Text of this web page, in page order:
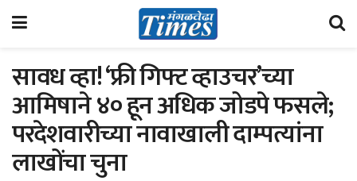
सावध व्हा! ‘फ्री गिफ्ट व्हाउचर’च्या
आमिषाने ४० हून अधिक जोडपे फसले; ​
परदेशवारीच्या नावाखाली दाम्पत्यांना
लाखोंचा चुना